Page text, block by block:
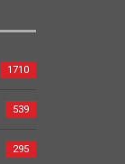
1710
539
295